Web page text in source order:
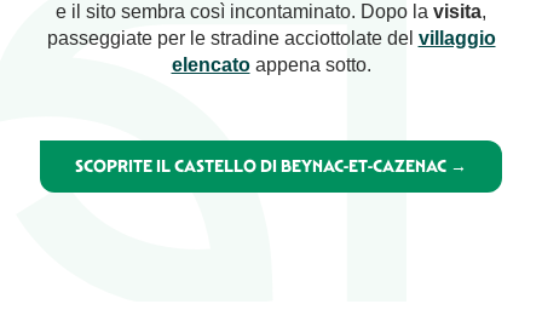
e il sito sembra così incontaminato. Dopo la visita,
passeggiate per le stradine acciottolate del villaggio
elencatoappena sotto.
SCOPRITE IL CASTELLO DI BEYNAC-ET-CAZENAC →